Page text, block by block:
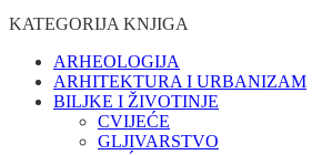
KATEGORIJA KNJIGA
ARHEOLOGIJA
ARHITEKTURA I URBANIZAM
BILJKE I ŽIVOTINJE
CVIJEĆE
GLJIVARSTVO